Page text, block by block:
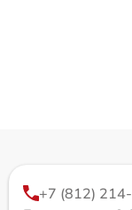
+7 (812)